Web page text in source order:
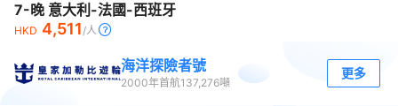
7-晚 意大利-法國-西班牙
HKD 4,511/人
海洋探險者號
2000年首航137,276噸
更多